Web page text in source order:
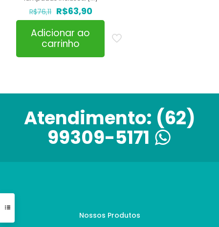
R$76,11 O
preço
original
era:
R$76,11.
R$63,90O
preço
Adicionar ao
carrinho
Atendimento: (62)
99309-5171
Nossos Produtos